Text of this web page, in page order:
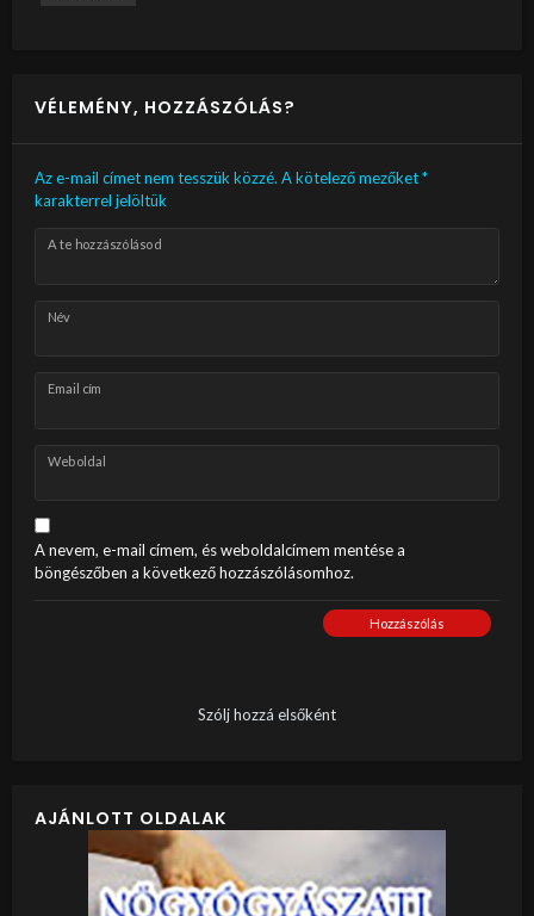
VÉLEMÉNY, HOZZÁSZÓLÁS?
Az e-mail címet nem tesszük közzé. A kötelező mezőket*
karakterrel jelöltük
A te hozzászólásod
Név
Email cím
Weboldal
A nevem, e-mail címem, és weboldalcímem mentése a
böngészőben a következő hozzászólásomhoz.
Hozzászólás
Szólj hozzá elsőként
AJÁNLOTT OLDALAK